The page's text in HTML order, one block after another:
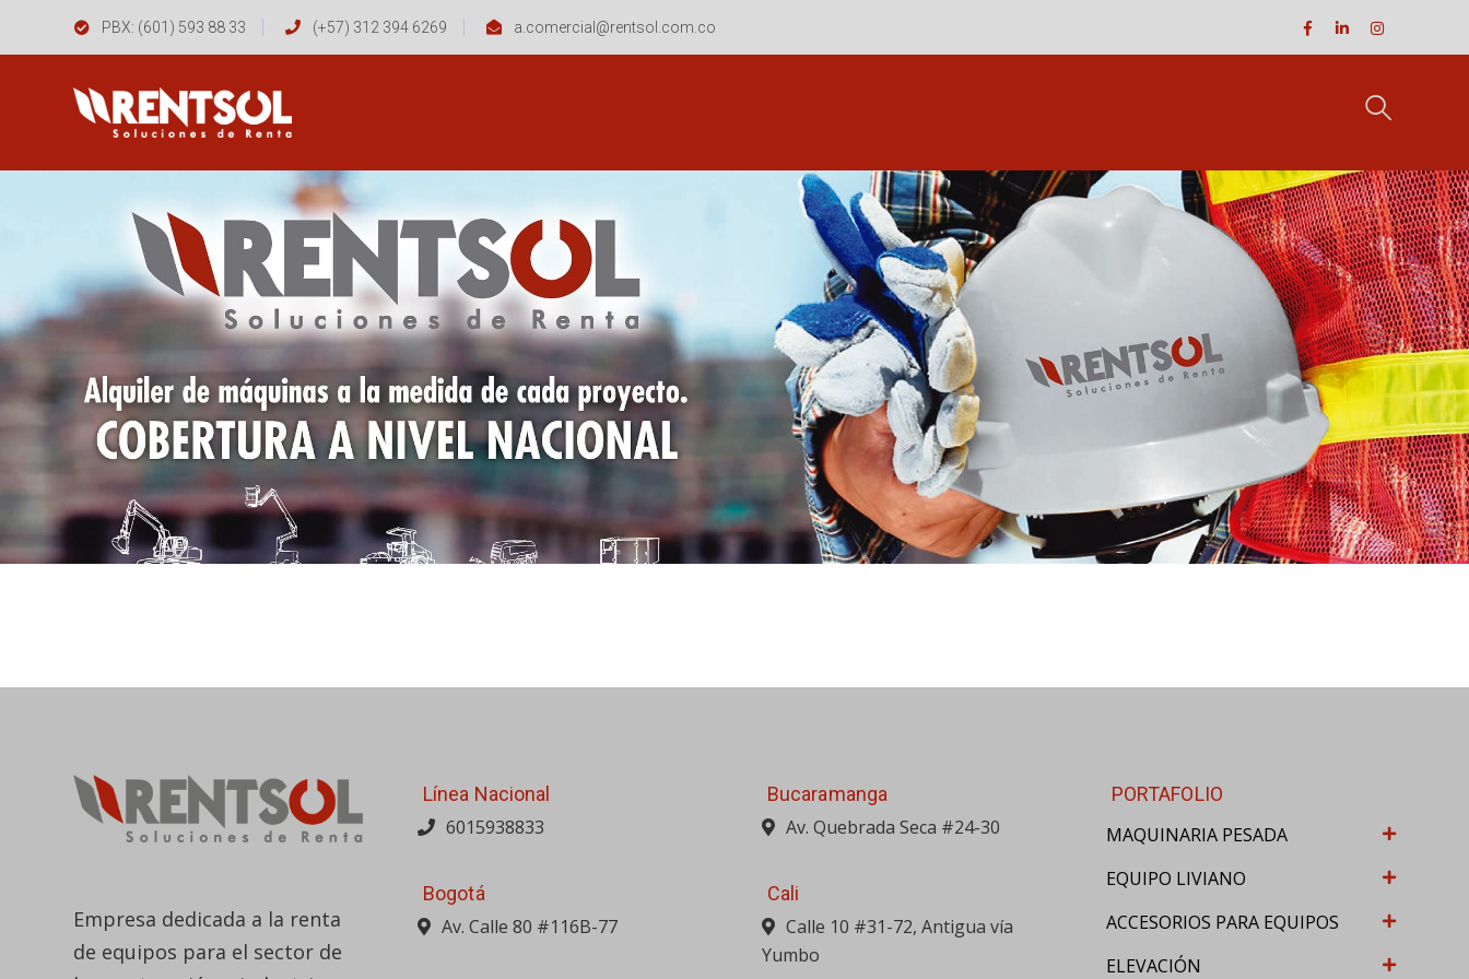
PBX: (601) 593 88 33 (+57) 312 394 6269 a.comercial@rentsol.com.co
Facebook
Profile
LinkedIn
Profile
Instagram
Profile
Empresa dedicada a la renta
de equipos para el sector de
Línea Nacional
6015938833
Bogotá
Av. Calle 80 #116B-77
Bucaramanga
Av. Quebrada Seca #24-30
Cali
Calle 10 #31-72, Antigua vía
Yumbo
PORTAFOLIO
MAQUINARIA PESADA
EQUIPO LIVIANO
ACCESORIOS PARA EQUIPOS
ELEVACIÓN